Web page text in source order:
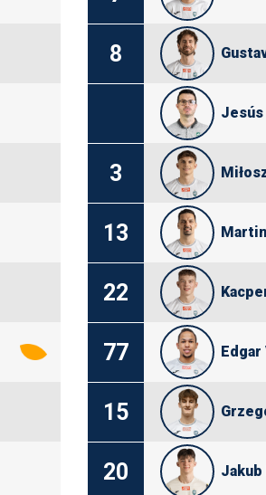
8
Jesús
3
13
22
77 Edgar
15
20